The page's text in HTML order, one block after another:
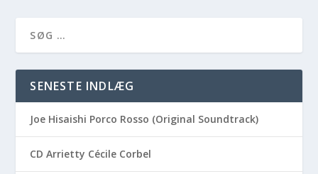
SENESTE INDLÆG
Joe Hisaishi Porco Rosso (Original Soundtrack)
CD Arrietty Cécile Corbel